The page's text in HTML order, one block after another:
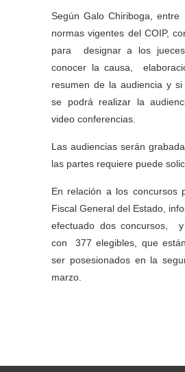
Según Galo Chiriboga,
normas vigentes del COIP,
para designar a los
conocer la causa,
resumen de la audiencia y
se podrá realizar la
video conferencias.
Las audiencias serán
las partes requiere puede
En relación a los concursos
Fiscal General del Estado,
efectuado dos concursos,
con 377 elegibles, que
ser posesionados en la
marzo.